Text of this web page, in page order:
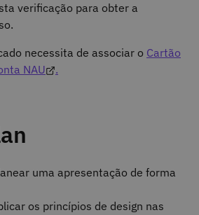
verificação para obter a
necessita de associar o Cartão
NAU
.
uma apresentação de forma
os princípios de design nas